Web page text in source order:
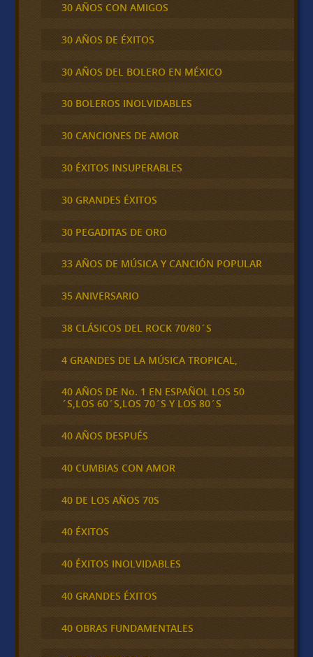
30 AÑOS CON AMIGOS
30 AÑOS DE ÉXITOS
30 AÑOS DEL BOLERO EN MÉXICO
30 BOLEROS INOLVIDABLES
30 CANCIONES DE AMOR
30 ÉXITOS INSUPERABLES
30 GRANDES ÉXITOS
30 PEGADITAS DE ORO
33 AÑOS DE MÚSICA Y CANCIÓN POPULAR
35 ANIVERSARIO
38 CLÁSICOS DEL ROCK 70/80´S
4 GRANDES DE LA MÚSICA TROPICAL,
40 AÑOS DE No. 1 EN ESPAÑOL LOS 50
´S,LOS 60´S,LOS 70´S Y LOS 80´S
40 AÑOS DESPUÉS
40 CUMBIAS CON AMOR
40 DE LOS AÑOS 70S
40 ÉXITOS
40 ÉXITOS INOLVIDABLES
40 GRANDES ÉXITOS
40 OBRAS FUNDAMENTALES